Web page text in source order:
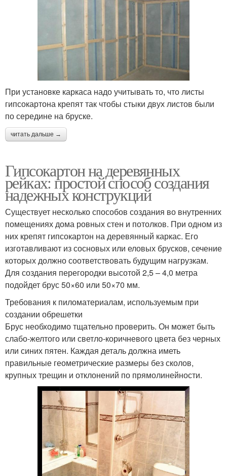
При установке каркаса надо учитывать то, что листы
гипсокартона крепят так чтобы стыки двух листов были
по середине на бруске.
читать дальше →
Гипсокартон на деревянных
рейках: простой способ создания
надежных конструкций
Существует несколько способов создания во внутренних
помещениях дома ровных стен и потолков. При одном из
них крепят гипсокартон на деревянный каркас. Его
изготавливают из сосновых или еловых брусков, сечение
которых должно соответствовать будущим нагрузкам.
Для создания перегородки высотой 2,5 – 4,0 метра
подойдет брус 50×60 или 50×70 мм.
Требования к пиломатериалам, используемым при
создании обрешетки
Брус необходимо тщательно проверить. Он может быть
слабо-желтого или светло-коричневого цвета без черных
или синих пятен. Каждая деталь должна иметь
правильные геометрические размеры без сколов,
крупных трещин и отклонений по прямолинейности.